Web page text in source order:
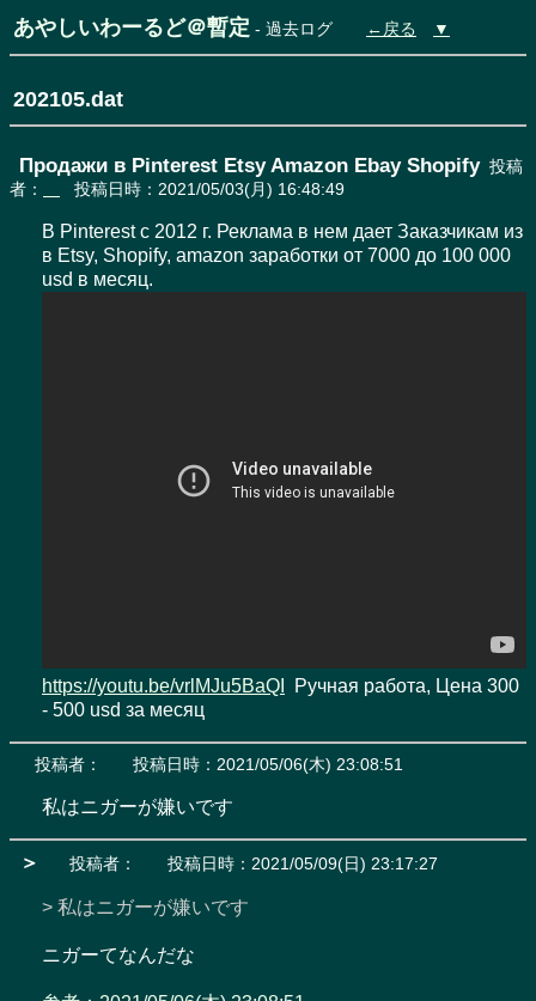
あやしいわーるど＠暫定 - 過去ログ ←戻る ▼
202105.dat
Продажи в Pinterest Etsy Amazon Ebay Shopify 投稿
者：
投稿日時：2021/05/03(月) 16:48:49
В Pinterest с 2012 г. Реклама в нем дает Заказчикам из
в Etsy, Shopify, amazon заработки от 7000 до 100 000
usd в месяц.
https://youtu.be/vrlMJu5BaQI
  Ручная работа, Цена 300
- 500 usd за месяц
投稿者： 投稿日時：2021/05/06(木) 23:08:51
私はニガーが嫌いです
＞ 投稿者： 投稿日時：2021/05/09(日) 23:17:27
> 私はニガーが嫌いです
ニガーてなんだな